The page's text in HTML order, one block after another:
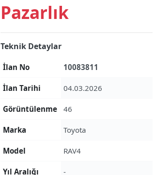
Pazarlık
Teknik Detaylar
İlan No 10083811
İlan Tarihi 04.03.2026
Görüntülenme 46
Marka Toyota
Model RAV4
Yıl Aralığı -